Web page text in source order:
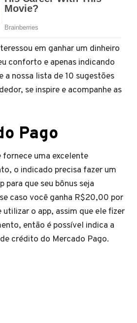
em ganhar um dinheiro
conforto e apenas indicando
a nossa lista de 10 sugestões
se inspire e acompanhe as
Pago
fornece uma excelente
o indicado precisa fazer um
para que seu bônus seja
caso você ganha R$20,00 por
o app, assim que ele fizer
então é possível indica a
crédito do Mercado Pago.